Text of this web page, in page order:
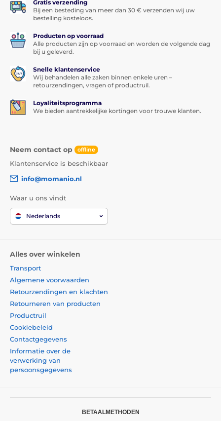
Gratis verzending
Bij een besteding van meer dan 30 € verzenden wij uw
bestelling kosteloos.
Producten op voorraad
Alle producten zijn op voorraad en worden de volgende dag
bij u geleverd.
Snelle klantenservice
Wij behandelen alle zaken binnen enkele uren –
retourzendingen, vragen of productruil.
Loyaliteitsprogramma
We bieden aantrekkelijke kortingen voor trouwe klanten.
Neem contact op offline
Klantenservice is beschikbaar
info@momanio.nl
Waar u ons vindt
Nederlands
Alles over winkelen
Transport
Algemene voorwaarden
Retourzendingen en klachten
Retourneren van producten
Productruil
Cookiebeleid
Contactgegevens
Informatie over de
verwerking van
persoonsgegevens
BETAALMETHODEN